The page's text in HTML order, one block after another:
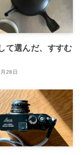
て選んだ、すすむ
28日